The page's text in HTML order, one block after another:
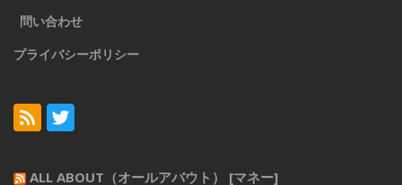
問い合わせ
プライバシーポリシー
ALL ABOUT（オールアバウト） [マネー]